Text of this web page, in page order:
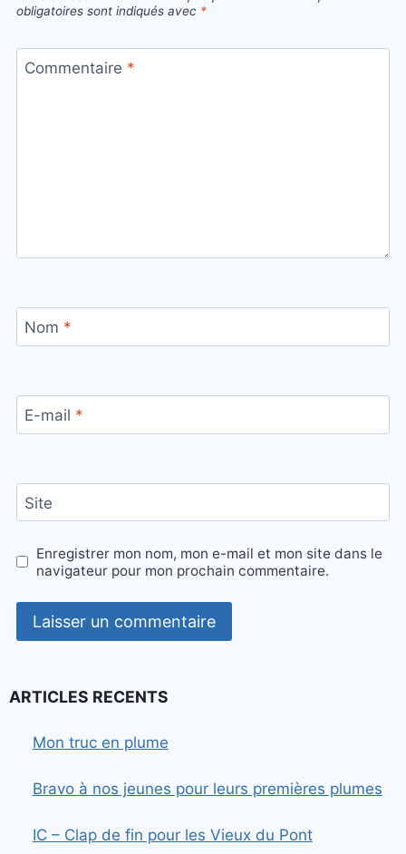
obligatoires sont indiqués avec *
Commentaire *
Nom *
E-mail *
Site
Enregistrer mon nom, mon e-mail et mon site dans le
navigateur pour mon prochain commentaire.
ARTICLES RECENTS
Mon truc en plume
Bravo à nos jeunes pour leurs premières plumes
IC – Clap de fin pour les Vieux du Pont